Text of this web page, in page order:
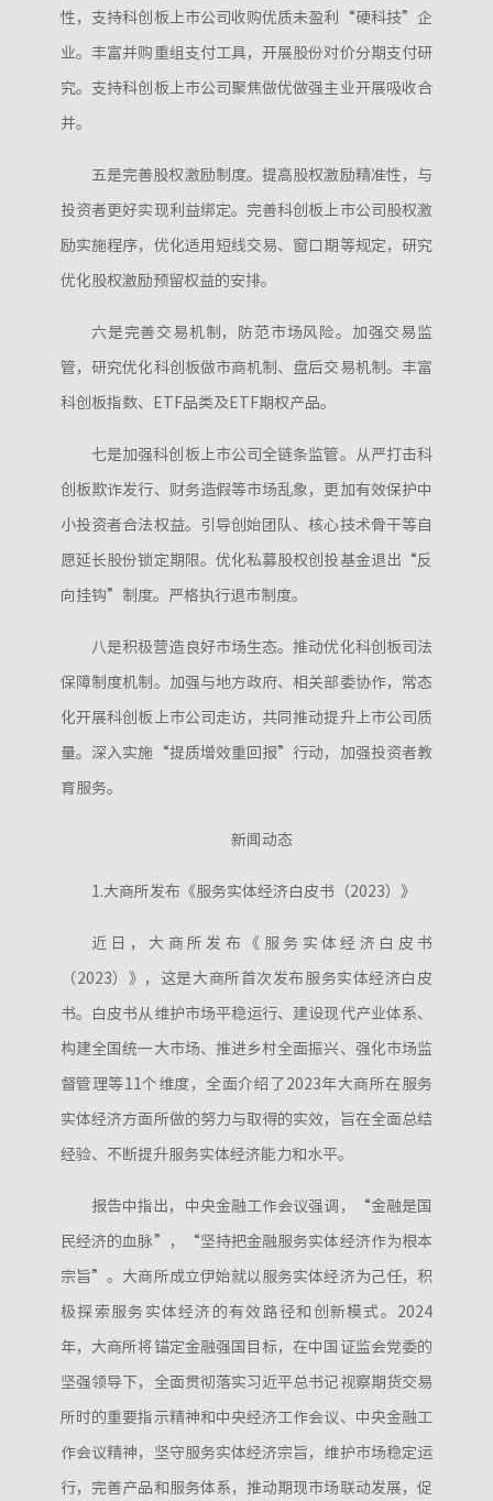
性，支持科创板上市公司收购优质未盈利“硬科技”企
业。丰富并购重组支付工具，开展股份对价分期支付研
究。支持科创板上市公司聚焦做优做强主业开展吸收合
并。
五是完善股权激励制度。提高股权激励精准性，与
投资者更好实现利益绑定。完善科创板上市公司股权激
励实施程序，优化适用短线交易、窗口期等规定，研究
优化股权激励预留权益的安排。
六是完善交易机制，防范市场风险。加强交易监
管，研究优化科创板做市商机制、盘后交易机制。丰富
科创板指数、ETF品类及ETF期权产品。
七是加强科创板上市公司全链条监管。从严打击科
创板欺诈发行、财务造假等市场乱象，更加有效保护中
小投资者合法权益。引导创始团队、核心技术骨干等自
愿延长股份锁定期限。优化私募股权创投基金退出“反
向挂钩”制度。严格执行退市制度。
八是积极营造良好市场生态。推动优化科创板司法
保障制度机制。加强与地方政府、相关部委协作，常态
化开展科创板上市公司走访，共同推动提升上市公司质
量。深入实施“提质增效重回报”行动，加强投资者教
育服务。
新闻动态
1.大商所发布《服务实体经济白皮书（2023）》
近日，大商所发布《服务实体经济白皮书
（2023）》，这是大商所首次发布服务实体经济白皮
书。白皮书从维护市场平稳运行、建设现代产业体系、
构建全国统一大市场、推进乡村全面振兴、强化市场监
督管理等11个维度，全面介绍了2023年大商所在服务
实体经济方面所做的努力与取得的实效，旨在全面总结
经验、不断提升服务实体经济能力和水平。
报告中指出，中央金融工作会议强调，“金融是国
民经济的血脉”，“坚持把金融服务实体经济作为根本
宗旨”。大商所成立伊始就以服务实体经济为己任，积
极探索服务实体经济的有效路径和创新模式。2024
年，大商所将锚定金融强国目标，在中国证监会党委的
坚强领导下，全面贯彻落实习近平总书记视察期货交易
所时的重要指示精神和中央经济工作会议、中央金融工
作会议精神，坚守服务实体经济宗旨，维护市场稳定运
行，完善产品和服务体系，推动期现市场联动发展，促